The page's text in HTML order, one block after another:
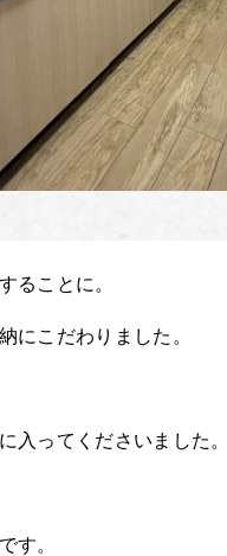
ることに。
にこだわりました。
入ってくださいました。
す。